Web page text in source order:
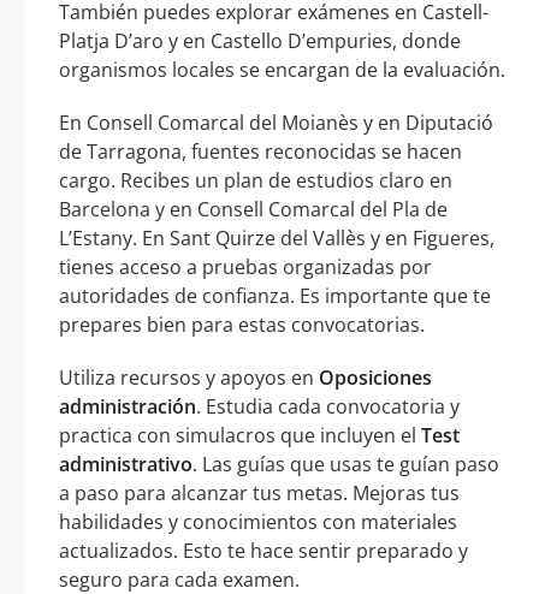
También puedes explorar exámenes en Castell-
Platja D’aro y en Castello D’empuries, donde
organismos locales se encargan de la evaluación.
En Consell Comarcal del Moianès y en Diputació
de Tarragona, fuentes reconocidas se hacen
cargo. Recibes un plan de estudios claro en
Barcelona y en Consell Comarcal del Pla de
L’Estany. En Sant Quirze del Vallès y en Figueres,
tienes acceso a pruebas organizadas por
autoridades de confianza. Es importante que te
prepares bien para estas convocatorias.
Utiliza recursos y apoyos en Oposiciones
administración. Estudia cada convocatoria y
practica con simulacros que incluyen el Test
administrativo. Las guías que usas te guían paso
a paso para alcanzar tus metas. Mejoras tus
habilidades y conocimientos con materiales
actualizados. Esto te hace sentir preparado y
seguro para cada examen.